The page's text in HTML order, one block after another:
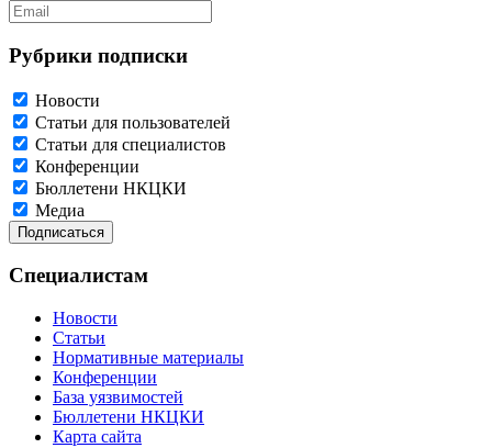
Рубрики подписки
Новости
Статьи для пользователей
Статьи для специалистов
Конференции
Бюллетени НКЦКИ
Медиа
Специалистам
Новости
Статьи
Нормативные материалы
Конференции
База уязвимостей
Бюллетени НКЦКИ
Карта сайта